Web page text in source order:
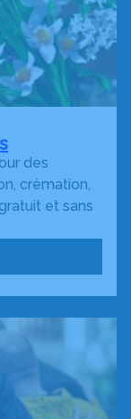
des
crémation,
et sans